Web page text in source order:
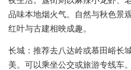
品味本地烟火气。自然与秋色景
红叶与古建相映成趣。
长城：推荐去八达岭或慕田峪长
美。可以乘坐公交或旅游专线车